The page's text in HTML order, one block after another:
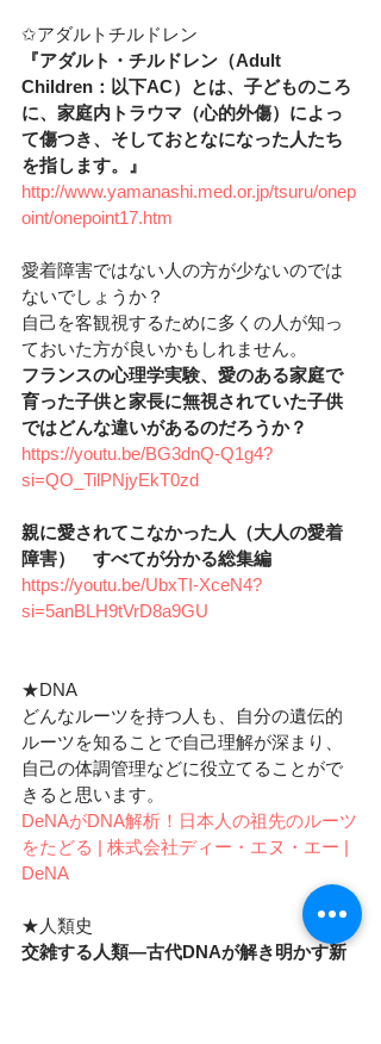
✩アダルトチルドレン
『アダルト・チルドレン（Adult
Children：以下AC）とは、子どものころ
に、家庭内トラウマ（心的外傷）によっ
て傷つき、そしておとなになった人たち
を指します。』
http://www.yamanashi.med.or.jp/tsuru/onep
oint/onepoint17.htm
愛着障害ではない人の方が少ないのでは
ないでしょうか？
自己を客観視するために多くの人が知っ
ておいた方が良いかもしれません。
フランスの心理学実験、愛のある家庭で
育った子供と家長に無視されていた子供
ではどんな違いがあるのだろうか？
https://youtu.be/BG3dnQ-Q1g4?
si=QO_TilPNjyEkT0zd
親に愛されてこなかった人（大人の愛着
障害）　すべてが分かる総集編
https://youtu.be/UbxTI-XceN4?
si=5anBLH9tVrD8a9GU
★DNA
どんなルーツを持つ人も、自分の遺伝的
ルーツを知ることで自己理解が深まり、
自己の体調管理などに役立てることがで
きると思います。
DeNAがDNA解析！日本人の祖先のルーツ
をたどる | 株式会社ディー・エヌ・エー |
DeNA
★人類史
交雑する人類―古代DNAが解き明かす新